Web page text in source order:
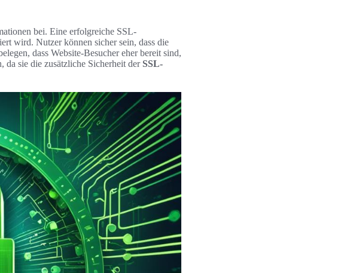
bei. Eine erfolgreiche SSL-
wird. Nutzer können sicher sein, dass die
dass Website-Besucher eher bereit sind,
da sie die zusätzliche Sicherheit derSSL-